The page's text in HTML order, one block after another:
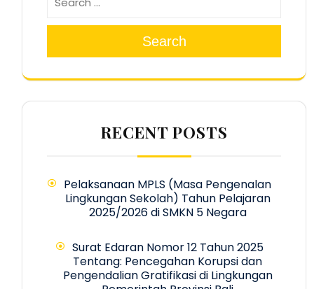
Search
RECENT POSTS
Pelaksanaan MPLS (Masa Pengenalan
Lingkungan Sekolah) Tahun Pelajaran
2025/2026 di SMKN 5 Negara
Surat Edaran Nomor 12 Tahun 2025
Tentang: Pencegahan Korupsi dan
Pengendalian Gratifikasi di Lingkungan